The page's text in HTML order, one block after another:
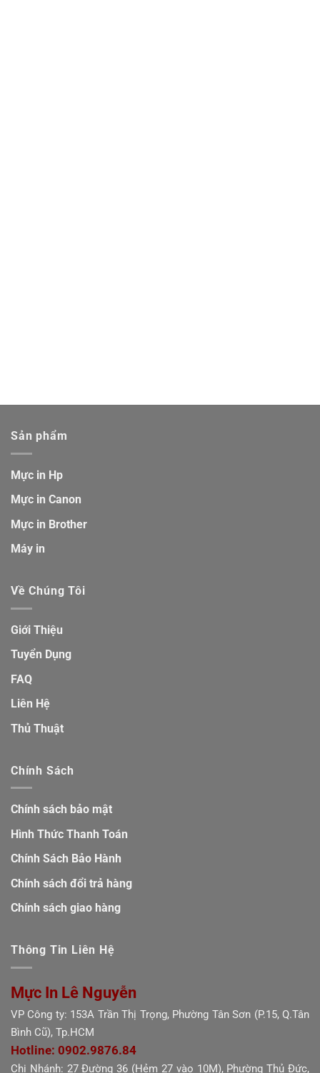
Sản phẩm
Mực in Hp
Mực in Canon
Mực in Brother
Máy in
Về Chúng Tôi
Giới Thiệu
Tuyển Dụng
FAQ
Liên Hệ
Thủ Thuật
Chính Sách
Chính sách bảo mật
Hình Thức Thanh Toán
Chính Sách Bảo Hành
Chính sách đổi trả hàng
Chính sách giao hàng
Thông Tin Liên Hệ
Mực In Lê Nguyễn
VP Công ty: 153A Trần Thị Trọng, Phường Tân Sơn (P.15, Q.Tân
Bình Cũ), Tp.HCM
Hotline: 0902.9876.84
Chi Nhánh: 27 Đường 36 (Hẻm 27 vào 10M), Phường Thủ Đức,